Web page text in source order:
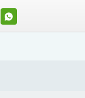
WHATSAPP